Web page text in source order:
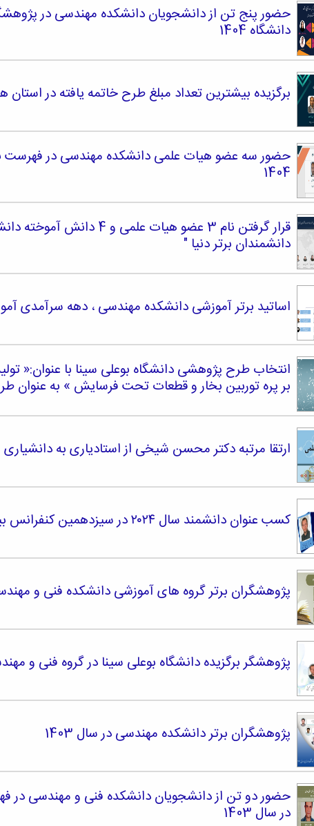
حضور پنج تن از دانشجویان دانشکده مهندسی در
دانشگاه 1404
برگزیده بیشترین تعداد مبلغ طرح خاتمه یافته در استان
حضور سه عضو هیات علمی دانشکده مهندسی در فهرست
1404
دانشمندان برتر دنیا "
اساتید برتر آموزشی دانشکده مهندسی ، دهه سرآمدی آموزش
انتخاب طرح پژوهشی دانشگاه بوعلی سینا با عنوان:«
بر پره توربین بخار و قطعات تحت فرسایش » به عنوان طرح پژوهشی
ارتقا مرتبه دکتر محسن شیخی از استادیاری به دانشیاری
کسب عنوان دانشمند سال ۲۰۲۴ در سیزدهمین کنفرانس بین المللی علوم و تکنولوژی منیزیم
پژوهشگران برتر گروه های آموزشی دانشکده فنی و مهندسی
پژوهشگر برگزیده دانشگاه بوعلی سینا در گروه فنی و
پژوهشگران برتر دانشکده مهندسی در سال 1403
حضور دو تن از دانشجویان دانشکده فنی و مهندسی در
در سال 1403